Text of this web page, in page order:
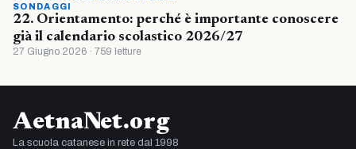
SONDAGGI
22. Orientamento: perché è importante conoscere
già il calendario scolastico 2026/27
27 Giugno 2026 · 759 letture
AetnaNet.org
La scuola catanese in rete dal 1998